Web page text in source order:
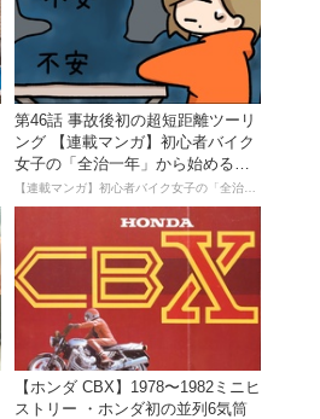
第46話 事故後初の超短距離ツーリ
ング 【連載マンガ】初心者バイク
女子の「全治一年」から始める起
死回生日記
【連載マンガ】初心者バイク女子の「全治一年」から始める起死回生日記
【ホンダ CBX】1978〜1982ミニヒ
ストリー ・ホンダ初の並列6気筒